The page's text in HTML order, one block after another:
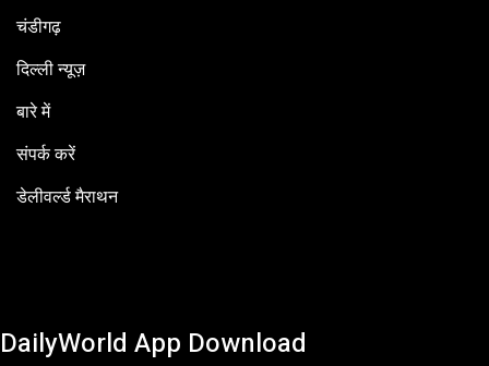
चंडीगढ़
दिल्ली न्यूज़
बारे में
संपर्क करें
डेलीवर्ल्ड मैराथन
DailyWorld App Download